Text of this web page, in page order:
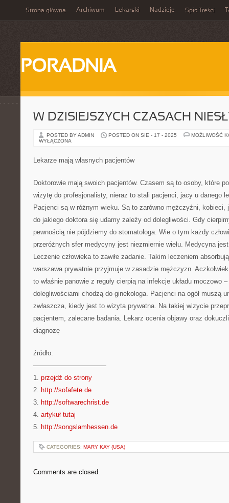
Strona główna Archiwum Lekarski Nadzieje Spis Treści
PORADNIA
W DZISIEJSZYCH CZASACH
POSTED BY ADMIN POSTED ON SIE - 17 - 2025
MOŻLIWOŚĆ
WYŁĄCZONA
Lekarze mają własnych pacjentów
Doktorowie mają swoich pacjentów. Czasem są to osoby, które
wizytę do profesjonalisty, nieraz to stali pacjenci, jacy u danego
Pacjenci są w różnym wieku. Są to zarówno mężczyźni, kobieci,
do jakiego doktora się udamy zależy od dolegliwości. Gdy
pewnością nie pójdziemy do stomatologa. Wie o tym każdy
przeróżnych sfer medycyny jest niezmiernie wielu. Medycyna
Leczenie człowieka to zawiłe zadanie. Takim leczeniem
warszawa prywatnie przyjmuje w zasadzie mężczyzn.
to właśnie panowie z reguły cierpią na infekcje układu moczowo
dolegliwościami chodzą do ginekologa. Pacjenci na ogół muszą
zwłaszcza, kiedy jest to wizyta prywatna. Na takiej wizycie
pacjentem, zalecane badania. Lekarz ocenia objawy oraz
diagnozę
źródło:
———————————
1. przejdź do strony
2. http://sofafete.de
3. http://softwarechrist.de
4. artykuł tutaj
5. http://songslamhessen.de
CATEGORIES: MARY KAY (USA)
Comments are closed.